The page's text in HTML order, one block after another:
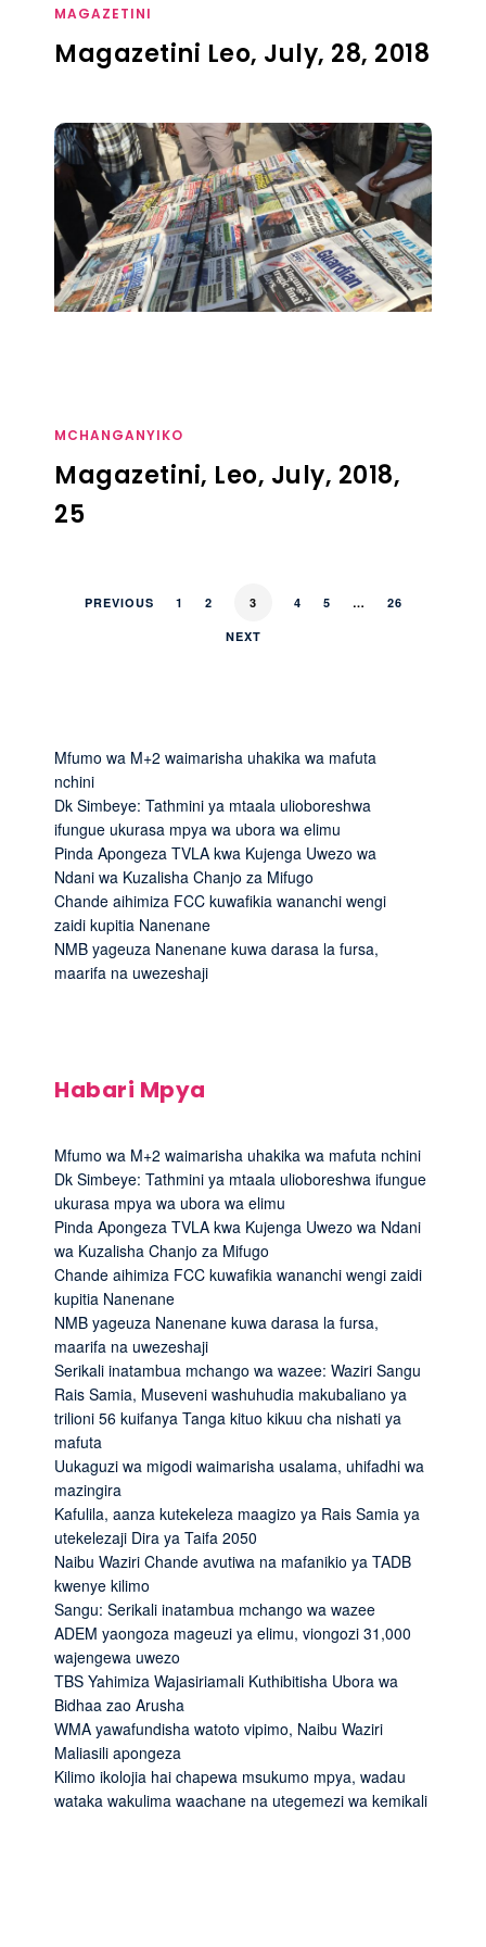
MAGAZETINI
Magazetini Leo, July, 28, 2018
MCHANGANYIKO
Magazetini, Leo, July, 2018,
25
PREVIOUS 1 2 3 4 5 … 26
NEXT
Mfumo wa M+2 waimarisha uhakika wa mafuta
nchini
Dk Simbeye: Tathmini ya mtaala ulioboreshwa
ifungue ukurasa mpya wa ubora wa elimu
Pinda Apongeza TVLA kwa Kujenga Uwezo wa
Ndani wa Kuzalisha Chanjo za Mifugo
Chande aihimiza FCC kuwafikia wananchi wengi
zaidi kupitia Nanenane
NMB yageuza Nanenane kuwa darasa la fursa,
maarifa na uwezeshaji
Habari Mpya
Mfumo wa M+2 waimarisha uhakika wa mafuta nchini
Dk Simbeye: Tathmini ya mtaala ulioboreshwa ifungue
ukurasa mpya wa ubora wa elimu
Pinda Apongeza TVLA kwa Kujenga Uwezo wa Ndani
wa Kuzalisha Chanjo za Mifugo
Chande aihimiza FCC kuwafikia wananchi wengi zaidi
kupitia Nanenane
NMB yageuza Nanenane kuwa darasa la fursa,
maarifa na uwezeshaji
Serikali inatambua mchango wa wazee: Waziri Sangu
Rais Samia, Museveni washuhudia makubaliano ya
trilioni 56 kuifanya Tanga kituo kikuu cha nishati ya
mafuta
Uukaguzi wa migodi waimarisha usalama, uhifadhi wa
mazingira
Kafulila, aanza kutekeleza maagizo ya Rais Samia ya
utekelezaji Dira ya Taifa 2050
Naibu Waziri Chande avutiwa na mafanikio ya TADB
kwenye kilimo
Sangu: Serikali inatambua mchango wa wazee
ADEM yaongoza mageuzi ya elimu, viongozi 31,000
wajengewa uwezo
TBS Yahimiza Wajasiriamali Kuthibitisha Ubora wa
Bidhaa zao Arusha
WMA yawafundisha watoto vipimo, Naibu Waziri
Maliasili apongeza
Kilimo ikolojia hai chapewa msukumo mpya, wadau
wataka wakulima waachane na utegemezi wa kemikali